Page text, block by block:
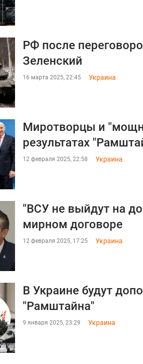
РФ после
Зеленский
16 марта 2025, 22:45 Украина
Миротворцы и
результатах
12 февраля 2025, 22:58 Украина
"ВСУ не выйдут на
мирном договоре
12 февраля 2025, 17:25 Украина
В Украине будут
"Рамштайна"
9 января 2025, 23:29 Украина